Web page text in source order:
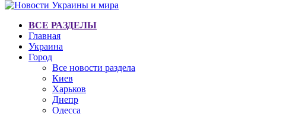
ВСЕ РАЗДЕЛЫ
Главная
Украина
Город
Все новости раздела
Киев
Харьков
Днепр
Одесса